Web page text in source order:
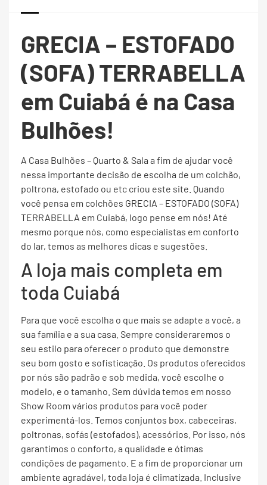
GRECIA – ESTOFADO
(SOFA) TERRABELLA
em Cuiabá é na Casa
Bulhões!
A Casa Bulhões – Quarto & Sala a fim de ajudar você
nessa importante decisão de escolha de um colchão,
poltrona, estofado ou etc criou este site. Quando
você pensa em colchões GRECIA – ESTOFADO (SOFA)
TERRABELLA em Cuiabá, logo pense em nós! Até
mesmo porque nós, como especialistas em conforto
do lar, temos as melhores dicas e sugestões.
A loja mais completa em
toda Cuiabá
Para que você escolha o que mais se adapte a você, a
sua família e a sua casa. Sempre consideraremos o
seu estilo para oferecer o produto que demonstre
seu bom gosto e sofisticação. Os produtos oferecidos
por nós são padrão e sob medida, você escolhe o
modelo, e o tamanho. Sem dúvida temos em nosso
Show Room vários produtos para você poder
experimentá-los. Temos conjuntos box, cabeceiras,
poltronas, sofás (estofados), acessórios. Por isso, nós
garantimos o conforto, a qualidade e ótimas
condições de pagamento. E a fim de proporcionar um
ambiente agradável, toda loja é climatizada. Inclusive